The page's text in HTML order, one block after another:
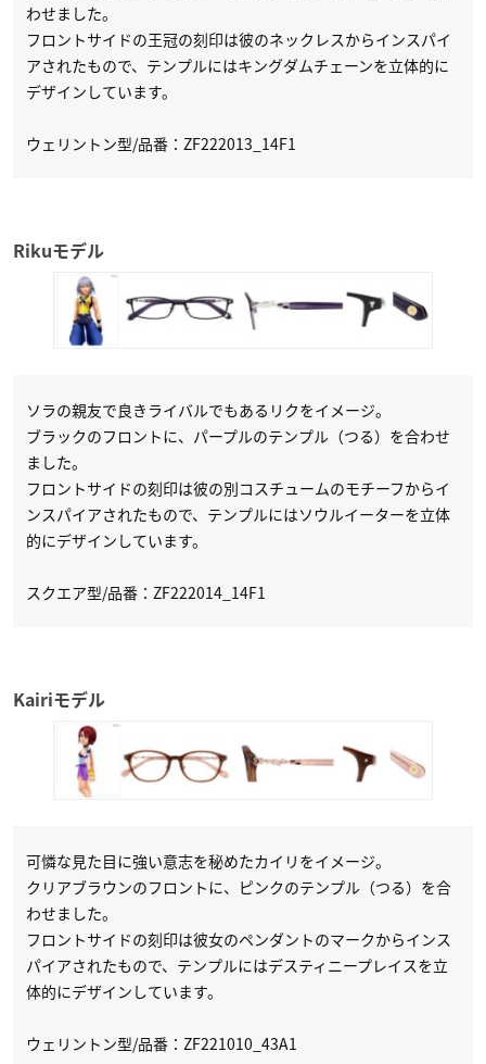
わせました。
フロントサイドの王冠の刻印は彼のネックレスからインスパイ
アされたもので、テンプルにはキングダムチェーンを立体的に
デザインしています。
ウェリントン型/品番：ZF222013_14F1
Rikuモデル
ソラの親友で良きライバルでもあるリクをイメージ。
ブラックのフロントに、パープルのテンプル（つる）を合わせ
ました。
フロントサイドの刻印は彼の別コスチュームのモチーフからイ
ンスパイアされたもので、テンプルにはソウルイーターを立体
的にデザインしています。
スクエア型/品番：ZF222014_14F1
Kairiモデル
可憐な見た目に強い意志を秘めたカイリをイメージ。
クリアブラウンのフロントに、ピンクのテンプル（つる）を合
わせました。
フロントサイドの刻印は彼女のペンダントのマークからインス
パイアされたもので、テンプルにはデスティニープレイスを立
体的にデザインしています。
ウェリントン型/品番：ZF221010_43A1